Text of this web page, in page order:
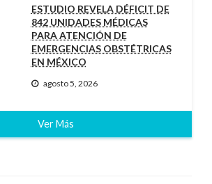
ESTUDIO REVELA DÉFICIT DE
842 UNIDADES MÉDICAS
PARA ATENCIÓN DE
EMERGENCIAS OBSTÉTRICAS
EN MÉXICO
agosto 5, 2026
Ver Más